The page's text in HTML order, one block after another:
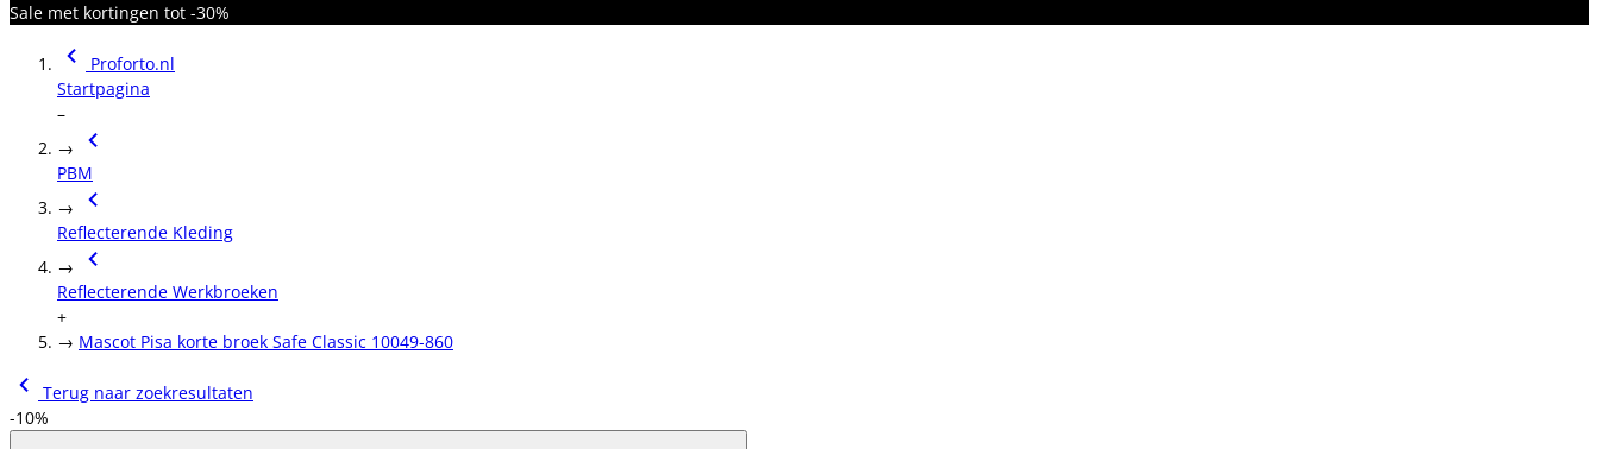
Sale met kortingen tot -30%
Proforto.nl
Startpagina
–
→
PBM
→
Reflecterende Kleding
→
Reflecterende Werkbroeken
+
→ Mascot Pisa korte broek Safe Classic 10049-860
Terug naar zoekresultaten
-10%